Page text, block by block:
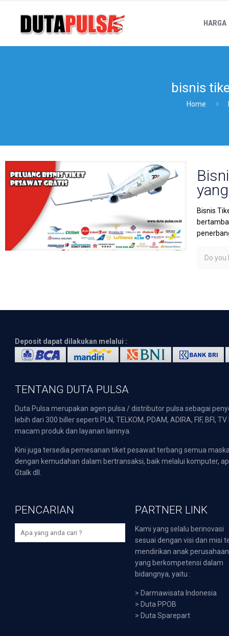
HARGA
bisnis
Home
Bisnis
Do you
Deposit dapat dilakukan melalui :
TENTANG DUTA PULSA
Duta Pulsa merupakan agen pulsa / distributor pulsa sebagai
lebih dari 300 biller seperti PLN, TELKOM, PDAM, ADIRA, FIF,
macam produk dan layanan lainnya.
Kini juga tersedia pemesanan tiket pesawat terbang semua
dengan kemudahan dalam bertransaksi, baik melalui komputer,
Gtalk dll.
PENCARIAN PARTNER LINK
Kami yang selalu berinovasi
sesuai dengan visi dan misi
mendirikan anak perusahaan
yang berkompetensi dalam
bidangnya, yaitu :
> Darmawisata Indonesia
> Duta PPOB
> Duta Sparepart